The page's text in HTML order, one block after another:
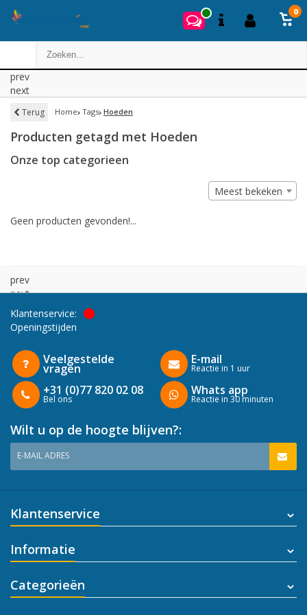
0
prev
next
Terug Home Tags Hoeden
Producten getagd met Hoeden
Onze top categorieen
Meest bekeken
Geen producten gevonden!...
prev
next
Klantenservice:
Openingstijden
Veelgestelde
vragen
+31 (0)77 820 02 08
Bel ons
E-mail
Reactie in 1 uur
Whats app
Reactie in 30 minuten
Wilt u op de hoogte blijven?:
E-MAIL ADRES
Klantenservice
Informatie
Categorieën